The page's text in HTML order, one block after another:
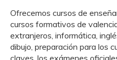
Ofrecemos cursos de
cursos formativos de
extranjeros, informática,
dibujo, preparación para los
claves, los exámenes